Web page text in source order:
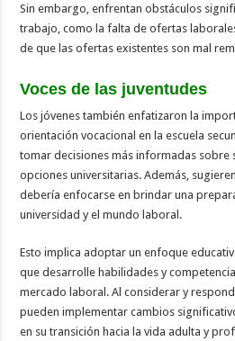
Sin embargo, enfrentan obstáculos
trabajo, como la falta de ofertas
de que las ofertas existentes son mal
Voces de las juventudes
Los jóvenes también enfatizaron la
orientación vocacional en la escuela
tomar decisiones más informadas sobre
opciones universitarias. Además,
debería enfocarse en brindar una
universidad y el mundo laboral.
Esto implica adoptar un enfoque
que desarrolle habilidades y
mercado laboral. Al considerar y
pueden implementar cambios
en su transición hacia la vida adulta y